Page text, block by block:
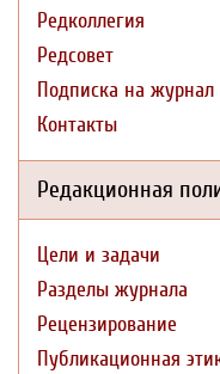
Редколлегия
Редсовет
Подписка на журнал
Контакты
Редакционная
Цели и задачи
Разделы журнала
Рецензирование
Публикационная